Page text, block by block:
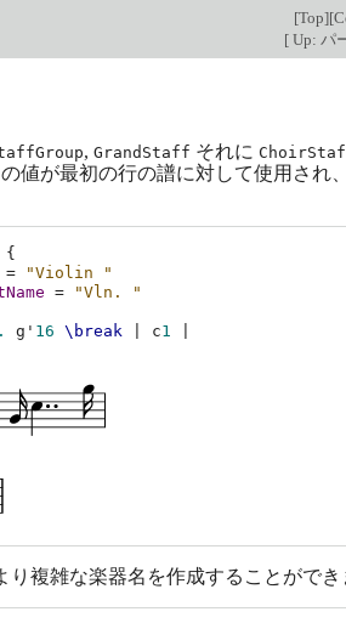
[Top][
[Up: パ
, GrandStaff それに
の値が最初の行の譜に対して使用され、
{
=
"Violin "
=
"Vln. "
g' 16 \break c1
り複雑な楽器名を作成することができ